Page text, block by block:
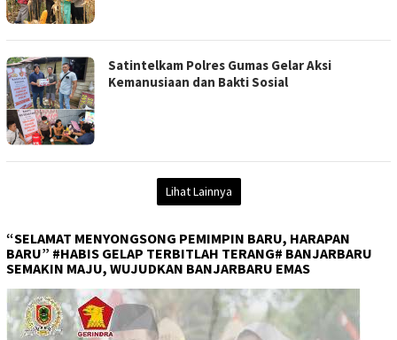
Satintelkam Polres Gumas Gelar Aksi
Kemanusiaan dan Bakti Sosial
Lihat Lainnya
“SELAMAT MENYONGSONG PEMIMPIN BARU, HARAPAN
BARU” #HABIS GELAP TERBITLAH TERANG# BANJARBARU
SEMAKIN MAJU, WUJUDKAN BANJARBARU EMAS